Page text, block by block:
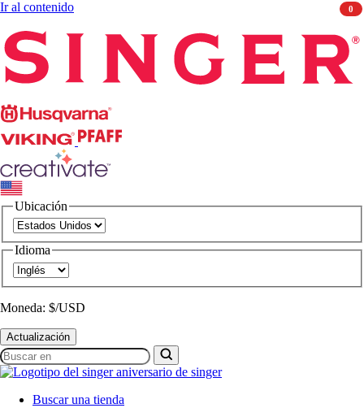
Ir al contenido
Husqvarna
Viking
PFAFF CREATIVATE
Ubicación
Idioma
Moneda: $/USD
Actualización
Buscar
en
SVP
WorldwideBuscar una tienda
0